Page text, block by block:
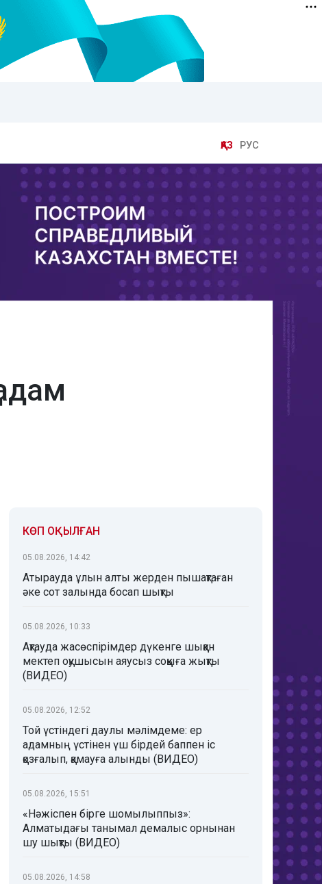
ҚАЗ РУС
КӨП ОҚЫЛҒАН
05.08.2026, 14:42
Атырауда ұлын алты жерден пышақтаған
әке сот залында босап шықты
05.08.2026, 10:33
Ақтауда жасөспірімдер дүкенге шыққан
мектеп оқушысын аяусыз соққыға жықты
(ВИДЕО)
05.08.2026, 12:52
Той үстіндегі даулы мәлімдеме: ер
адамның үстінен үш бірдей баппен іс
қозғалып, қамауға алынды (ВИДЕО)
05.08.2026, 15:51
«Нәжіспен бірге шомылыппыз»:
Алматыдағы танымал демалыс орнынан
шу шықты (ВИДЕО)
05.08.2026, 14:58